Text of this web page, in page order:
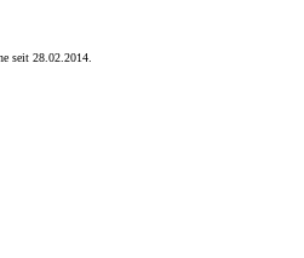
seit 28.02.2014.